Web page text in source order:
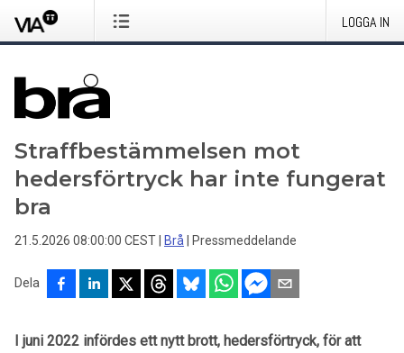
LOGGA IN
Straffbestämmelsen mot
hedersförtryck har inte fungerat
bra
21.5.2026 08:00:00 CEST Brå Pressmeddelande
Dela
I juni 2022 infördes ett nytt brott, hedersförtryck, för att